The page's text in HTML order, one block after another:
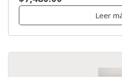
Leer